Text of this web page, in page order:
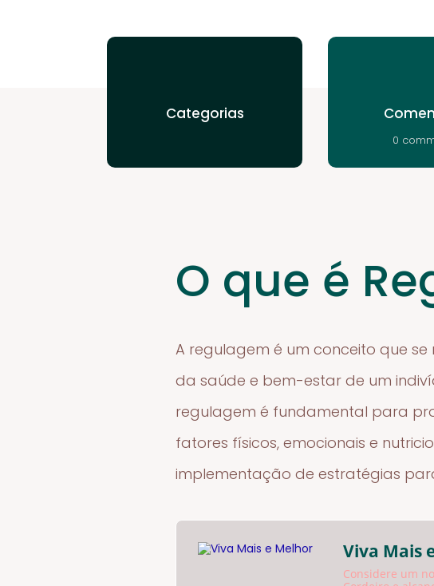
Categorias
0
O que é
A regulagem é um conceito que
da saúde e bem-estar de um
regulagem é fundamental para
fatores físicos, emocionais e
implementação de estratégias
Viva Mais
Considere um